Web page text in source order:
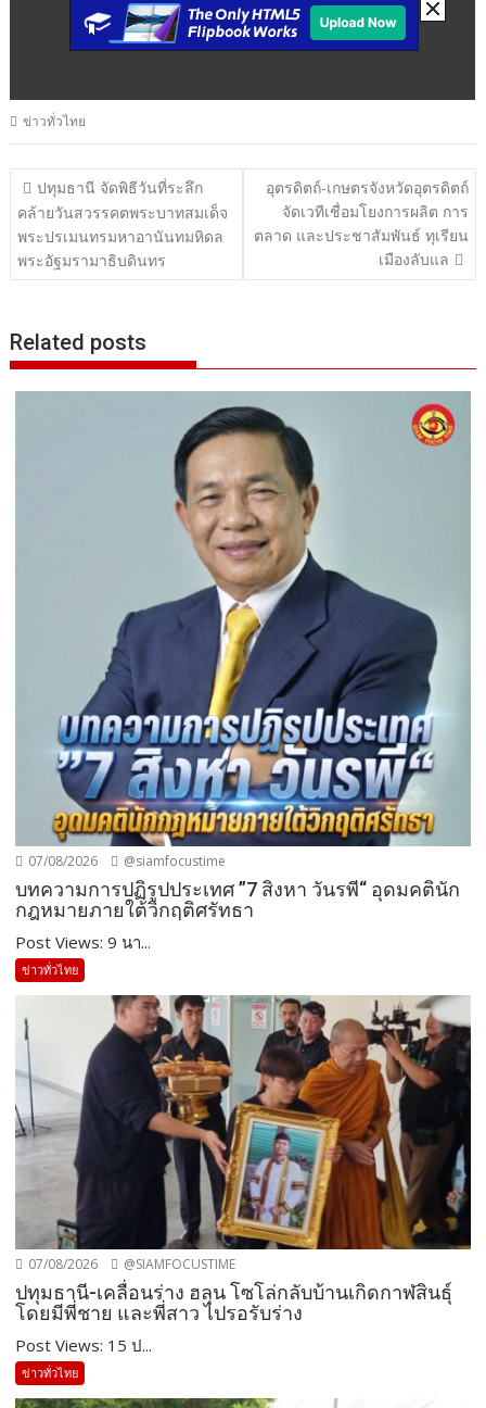
ข่าวทั่วไทย
แนะแนว
เรื่อง
ปทุมธานี จัดพิธีวันที่ระลึก
คล้ายวันสวรรคตพระบาทสมเด็จ
พระปรเมนทรมหาอานันทมหิดล
พระอัฐมรามาธิบดินทร
อุตรดิตถ์-เกษตรจังหวัดอุตรดิตถ์
จัดเวทีเชื่อมโยงการผลิต การ
ตลาด และประชาสัมพันธ์ ทุเรียน
เมืองลับแล
Related posts
07/08/2026 @siamfocustime
บทความการปฏิรูปประเทศ ”7 สิงหา วันรพี“ อุดมคตินัก
กฎหมายภายใต้วิกฤติศรัทธา
Post Views: 9 นา...
ข่าวทั่วไทย
07/08/2026 @SIAMFOCUSTIME
ปทุมธานี-เคลื่อนร่าง ฮลุน โซโล่กลับบ้านเกิดกาฬสินธุ์
โดยมีพี่ชาย และพี่สาว ไปรอรับร่าง
Post Views: 15 ป...
ข่าวทั่วไทย